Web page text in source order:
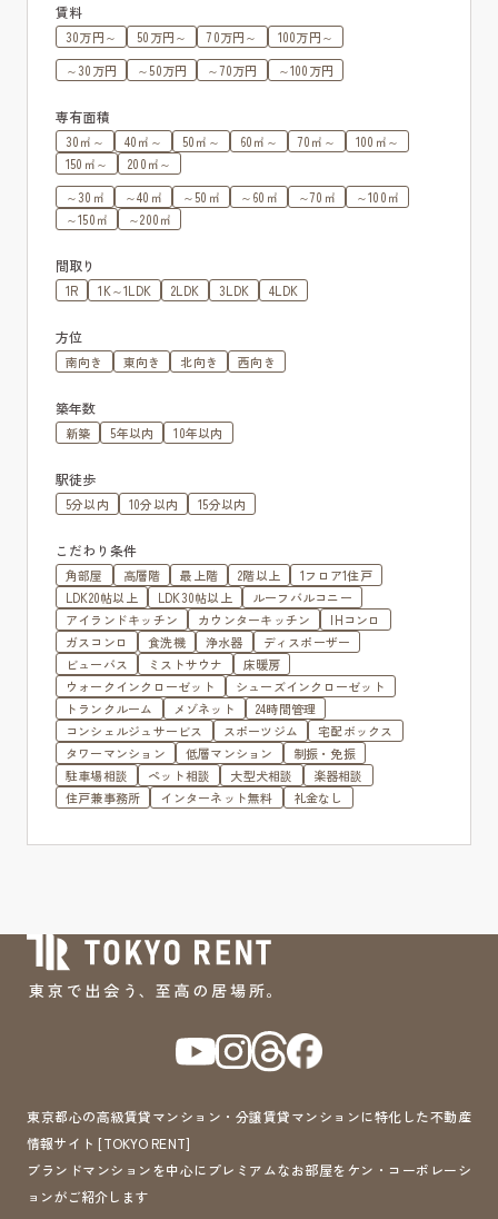
賃料
30万円～ 50万円～ 70万円～
100万円～
～30万円
～50万円 ～70万円 ～100万円
専有面積
30㎡～ 40㎡～ 50㎡～ 60㎡～ 70㎡～
100㎡～
150㎡～
200㎡～
～30㎡
～40㎡ ～50㎡ ～60㎡ ～70㎡
～100㎡
～150㎡
～200㎡
間取り
1R 1K～1LDK 2LDK 3LDK 4LDK
方位
南向き 東向き 北向き 西向き
築年数
新築 5年以内 10年以内
駅徒歩
5分以内 10分以内 15分以内
こだわり条件
角部屋 高層階 最上階 2階以上
1フロア1住戸
LDK20帖以上
LDK30帖以上
ルーフバルコニー
アイランドキッチン
カウンターキッチン
IHコンロ
ガスコンロ
食洗機 浄水器
ディスポーザー
ビューバス
ミストサウナ
床暖房
ウォークインクローゼット
シューズインクローゼット
トランクルーム
メゾネット
24時間管理
コンシェルジュサービス
スポーツジム
宅配ボックス
タワーマンション
低層マンション
制振・免振
駐車場相談
ペット相談 大型犬相談
楽器相談
住戸兼事務所
インターネット無料 礼金なし
東京都心の高級賃貸マンション・分譲賃貸マンションに特化した不動産
情報サイト [TOKYO RENT]
ブランドマンションを中心にプレミアムなお部屋をケン・コーポレーシ
ョンがご紹介します